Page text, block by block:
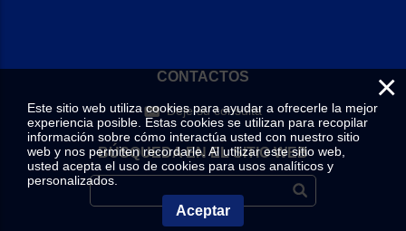
CONTACTOS
Deje su consulta
BÚSQUEDA EN EL SITIO WEB
×
Este sitio web utiliza cookies para ayudar a ofrecerle la mejor
experiencia posible. Estas cookies se utilizan para recopilar
información sobre cómo interactúa usted con nuestro sitio
web y nos permiten recordarle. Al utilizar este sitio web,
usted acepta el uso de cookies para usos analíticos y
personalizados.
Aceptar